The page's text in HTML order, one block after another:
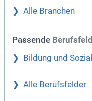
Alle Branchen
Passende
Bildung und
Alle Berufsfelder